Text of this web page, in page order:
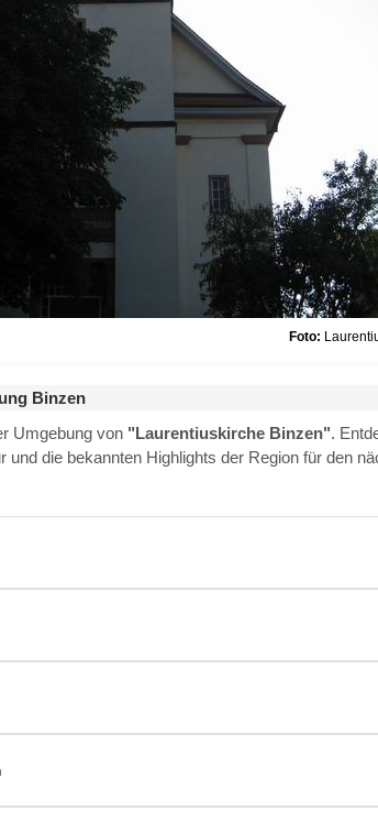
Foto:
Binzen
Umgebung von "Laurentiuskirche Binzen".
und die bekannten Highlights der Region für den